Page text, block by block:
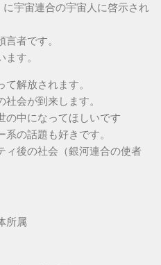
宇宙連合の宇宙人に啓示され
者です。
す。
解放されます。
会が到来します。
の中になってほしいです
の話題も好きです。
ィ後の社会（銀河連合の使者
所属